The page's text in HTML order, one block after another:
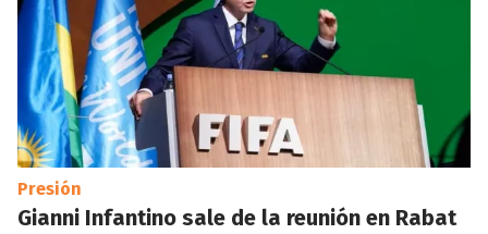
Presión
Gianni Infantino sale de la reunión en Rabat